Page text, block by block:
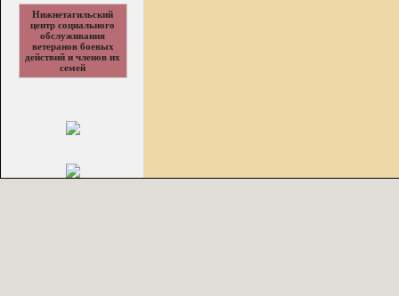
Нижнетагильский
центр социального
обслуживания
ветеранов боевых
действий и членов их
семей